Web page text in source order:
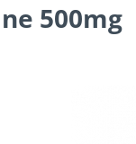
500mg